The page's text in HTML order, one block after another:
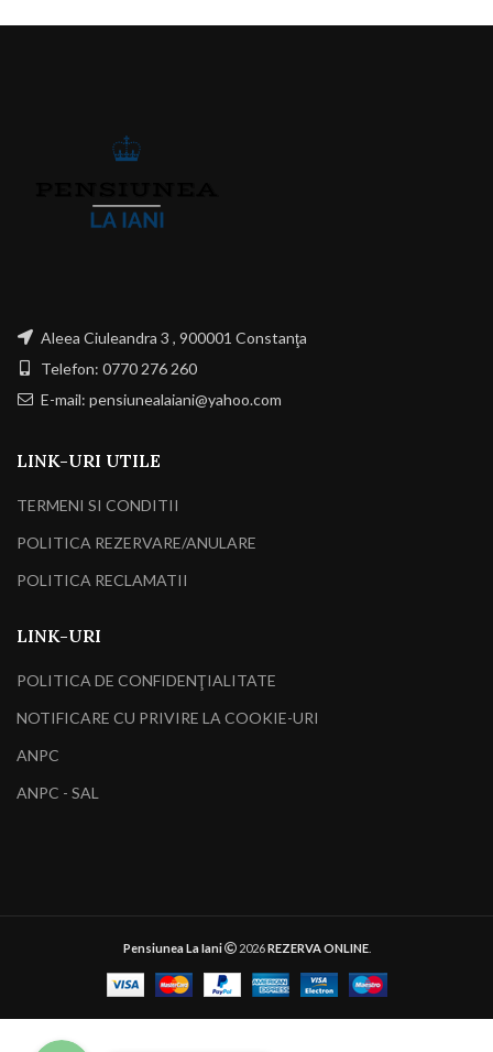
Aleea Ciuleandra 3 , 900001 Constanţa
Telefon: 0770 276 260
E-mail: pensiunealaiani@yahoo.com
LINK-URI UTILE
TERMENI SI CONDITII
POLITICA REZERVARE/ANULARE
POLITICA RECLAMATII
LINK-URI
POLITICA DE CONFIDENŢIALITATE
NOTIFICARE CU PRIVIRE LA COOKIE-URI
ANPC
ANPC - SAL
Pensiunea La Iani 2026REZERVA ONLINE.